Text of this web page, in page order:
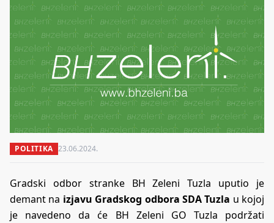
POLITIKA 23.06.2024.
Gradski odbor stranke BH Zeleni Tuzla uputio je
demant na izjavu Gradskog odbora SDA Tuzla u kojoj
je navedeno da će BH Zeleni GO Tuzla podržati